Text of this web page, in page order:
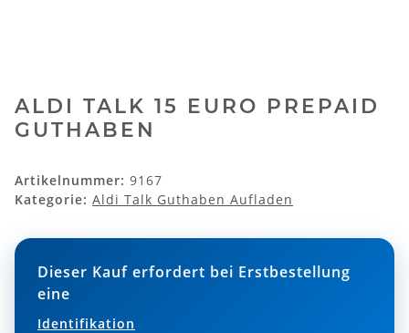
ALDI TALK 15 EURO PREPAID
GUTHABEN
Artikelnummer: 9167
Kategorie: Aldi Talk Guthaben Aufladen
Dieser Kauf erfordert bei Erstbestellung
eine
Identifikation